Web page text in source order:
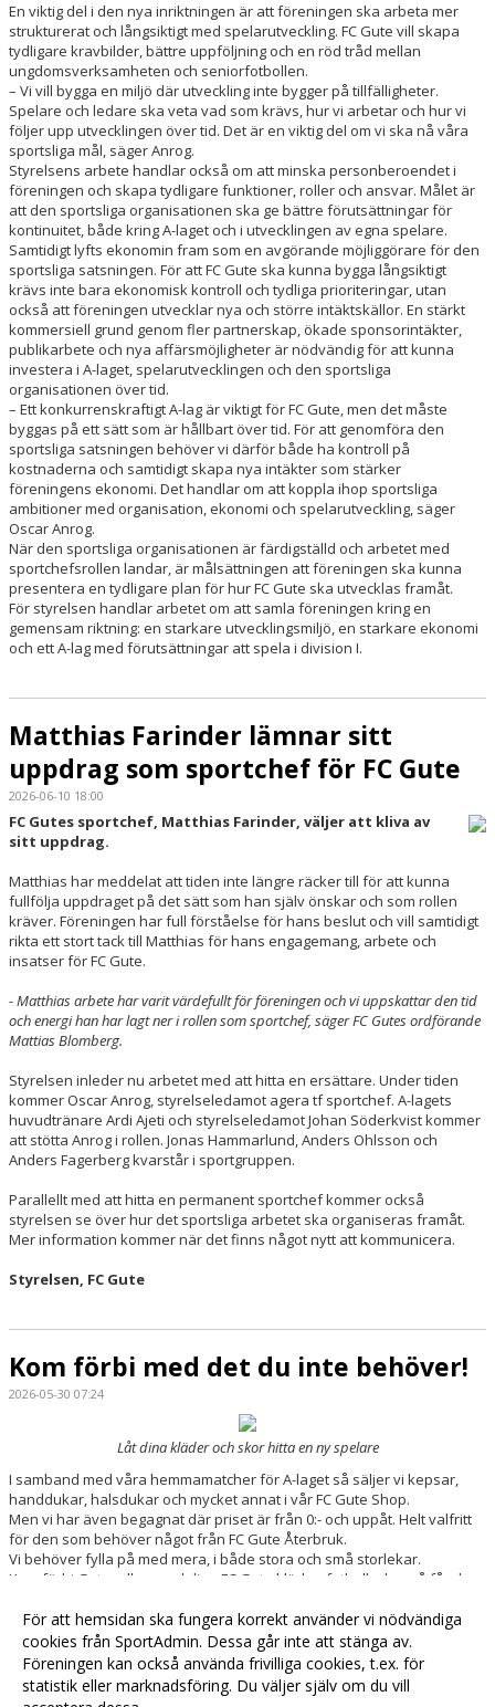
En viktig del i den nya inriktningen är att föreningen ska arbeta mer
strukturerat och långsiktigt med spelarutveckling. FC Gute vill skapa
tydligare kravbilder, bättre uppföljning och en röd tråd mellan
ungdomsverksamheten och seniorfotbollen.
– Vi vill bygga en miljö där utveckling inte bygger på tillfälligheter.
Spelare och ledare ska veta vad som krävs, hur vi arbetar och hur vi
följer upp utvecklingen över tid. Det är en viktig del om vi ska nå våra
sportsliga mål, säger Anrog.
Styrelsens arbete handlar också om att minska personberoendet i
föreningen och skapa tydligare funktioner, roller och ansvar. Målet är
att den sportsliga organisationen ska ge bättre förutsättningar för
kontinuitet, både kring A-laget och i utvecklingen av egna spelare.
Samtidigt lyfts ekonomin fram som en avgörande möjliggörare för den
sportsliga satsningen. För att FC Gute ska kunna bygga långsiktigt
krävs inte bara ekonomisk kontroll och tydliga prioriteringar, utan
också att föreningen utvecklar nya och större intäktskällor. En stärkt
kommersiell grund genom fler partnerskap, ökade sponsorintäkter,
publikarbete och nya affärsmöjligheter är nödvändig för att kunna
investera i A-laget, spelarutvecklingen och den sportsliga
organisationen över tid.
– Ett konkurrenskraftigt A-lag är viktigt för FC Gute, men det måste
byggas på ett sätt som är hållbart över tid. För att genomföra den
sportsliga satsningen behöver vi därför både ha kontroll på
kostnaderna och samtidigt skapa nya intäkter som stärker
föreningens ekonomi. Det handlar om att koppla ihop sportsliga
ambitioner med organisation, ekonomi och spelarutveckling, säger
Oscar Anrog.
När den sportsliga organisationen är färdigställd och arbetet med
sportchefsrollen landar, är målsättningen att föreningen ska kunna
presentera en tydligare plan för hur FC Gute ska utvecklas framåt.
För styrelsen handlar arbetet om att samla föreningen kring en
gemensam riktning: en starkare utvecklingsmiljö, en starkare ekonomi
och ett A-lag med förutsättningar att spela i division I.
Matthias Farinder lämnar sitt
uppdrag som sportchef för FC Gute
2026-06-10 18:00
FC Gutes sportchef, Matthias Farinder, väljer att kliva av
sitt uppdrag.
Matthias har meddelat att tiden inte längre räcker till för att kunna
fullfölja uppdraget på det sätt som han själv önskar och som rollen
kräver. Föreningen har full förståelse för hans beslut och vill samtidigt
rikta ett stort tack till Matthias för hans engagemang, arbete och
insatser för FC Gute.
- Matthias arbete har varit värdefullt för föreningen och vi uppskattar den tid
och energi han har lagt ner i rollen som sportchef, säger FC Gutes ordförande
Mattias Blomberg.
Styrelsen inleder nu arbetet med att hitta en ersättare. Under tiden
kommer Oscar Anrog, styrelseledamot agera tf sportchef. A-lagets
huvudtränare Ardi Ajeti och styrelseledamot Johan Söderkvist kommer
att stötta Anrog i rollen. Jonas Hammarlund, Anders Ohlsson och
Anders Fagerberg kvarstår i sportgruppen.
Parallellt med att hitta en permanent sportchef kommer också
styrelsen se över hur det sportsliga arbetet ska organiseras framåt.
Mer information kommer när det finns något nytt att kommunicera.
Styrelsen, FC Gute
Kom förbi med det du inte behöver!
2026-05-30 07:24
Låt dina kläder och skor hitta en ny spelare
I samband med våra hemmamatcher för A-laget så säljer vi kepsar,
handdukar, halsdukar och mycket annat i vår FC Gute Shop.
Men vi har även begagnat där priset är från 0:- och uppåt. Helt valfritt
för den som behöver något från FC Gute Återbruk.
Vi behöver fylla på med mera, i både stora och små storlekar.
Kom förbi Gutavallen med dina FC Gute kläder, fotbollsskor så får de
Vi ses på Gutavallen!
Fler nyheter >>
För att hemsidan ska fungera korrekt använder vi nödvändiga
cookies från SportAdmin. Dessa går inte att stänga av.
Föreningen kan också använda frivilliga cookies, t.ex. för
statistik eller marknadsföring. Du väljer själv om du vill